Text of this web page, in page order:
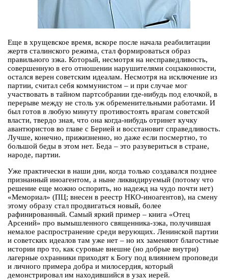
Еще в хрущевское время, вскоре после начала реабилитации
жертв сталинского режима, стал формироваться образ
правильного зэка. Который, несмотря на несправедливость,
совершенную в его отношении нарушителями соцзаконности,
остался верен советским идеалам. Несмотря на исключение из
партии, считал себя коммунистом – и при случае мог
участвовать в тайном партсобрании где-нибудь под елочкой, в
перерыве между не столь уж обременительными работами. И
был готов в любую минуту противостоять врагам советской
власти, твердо зная, что она когда-нибудь отринет кучку
авантюристов во главе с Берией и восстановит справедливость.
Лучше, конечно, прижизненно, но даже если посмертно, то
большой беды в этом нет. Беда – это разувериться в стране,
народе, партии.
Уже практически в наши дни, когда только создавался позднее
признанный иноагентом, а ныне ликвидируемый (потому что
решение еще можно оспорить, но надежд на чудо почти нет)
«Мемориал» (ПЦ; внесен в реестр НКО-иноагентов), на смену
этому образу стал продвигаться новый, более
рафинированный. Самый яркий пример – книга «Отец
Арсений» про вымышленного священника-зэка, получившая
немалое распространение среди верующих. Ленинской партии
и советских идеалов там уже нет – но их заменяют благостные
истории про то, как суровые внешне (но добрые внутри)
лагерные охранники приходят к Богу под влиянием проповеди
и личного примера добра и милосердия, который
демонстрировал им находившийся в узах иерей.